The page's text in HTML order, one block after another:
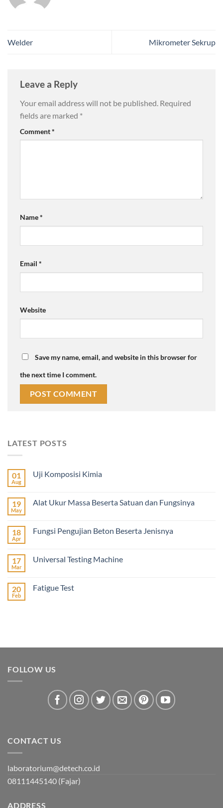
Welder Mikrometer Sekrup
Leave a Reply
Your email address will not be published. Required
fields are marked *
Comment*
Name*
Email *
Website
Save my name, email, and website in this browser for
the next time I comment.
LATEST POSTS
01
Aug
Uji Komposisi Kimia
19
May
Alat Ukur Massa Beserta Satuan dan Fungsinya
18
Apr
Fungsi Pengujian Beton Beserta Jenisnya
17
Mar
Universal Testing Machine
20
Feb
Fatigue Test
FOLLOW US
CONTACT US
laboratorium@detech.co.id
08111445140 (Fajar)
ADDRESS